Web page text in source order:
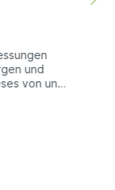
und
von uns
Fallschutz
muss